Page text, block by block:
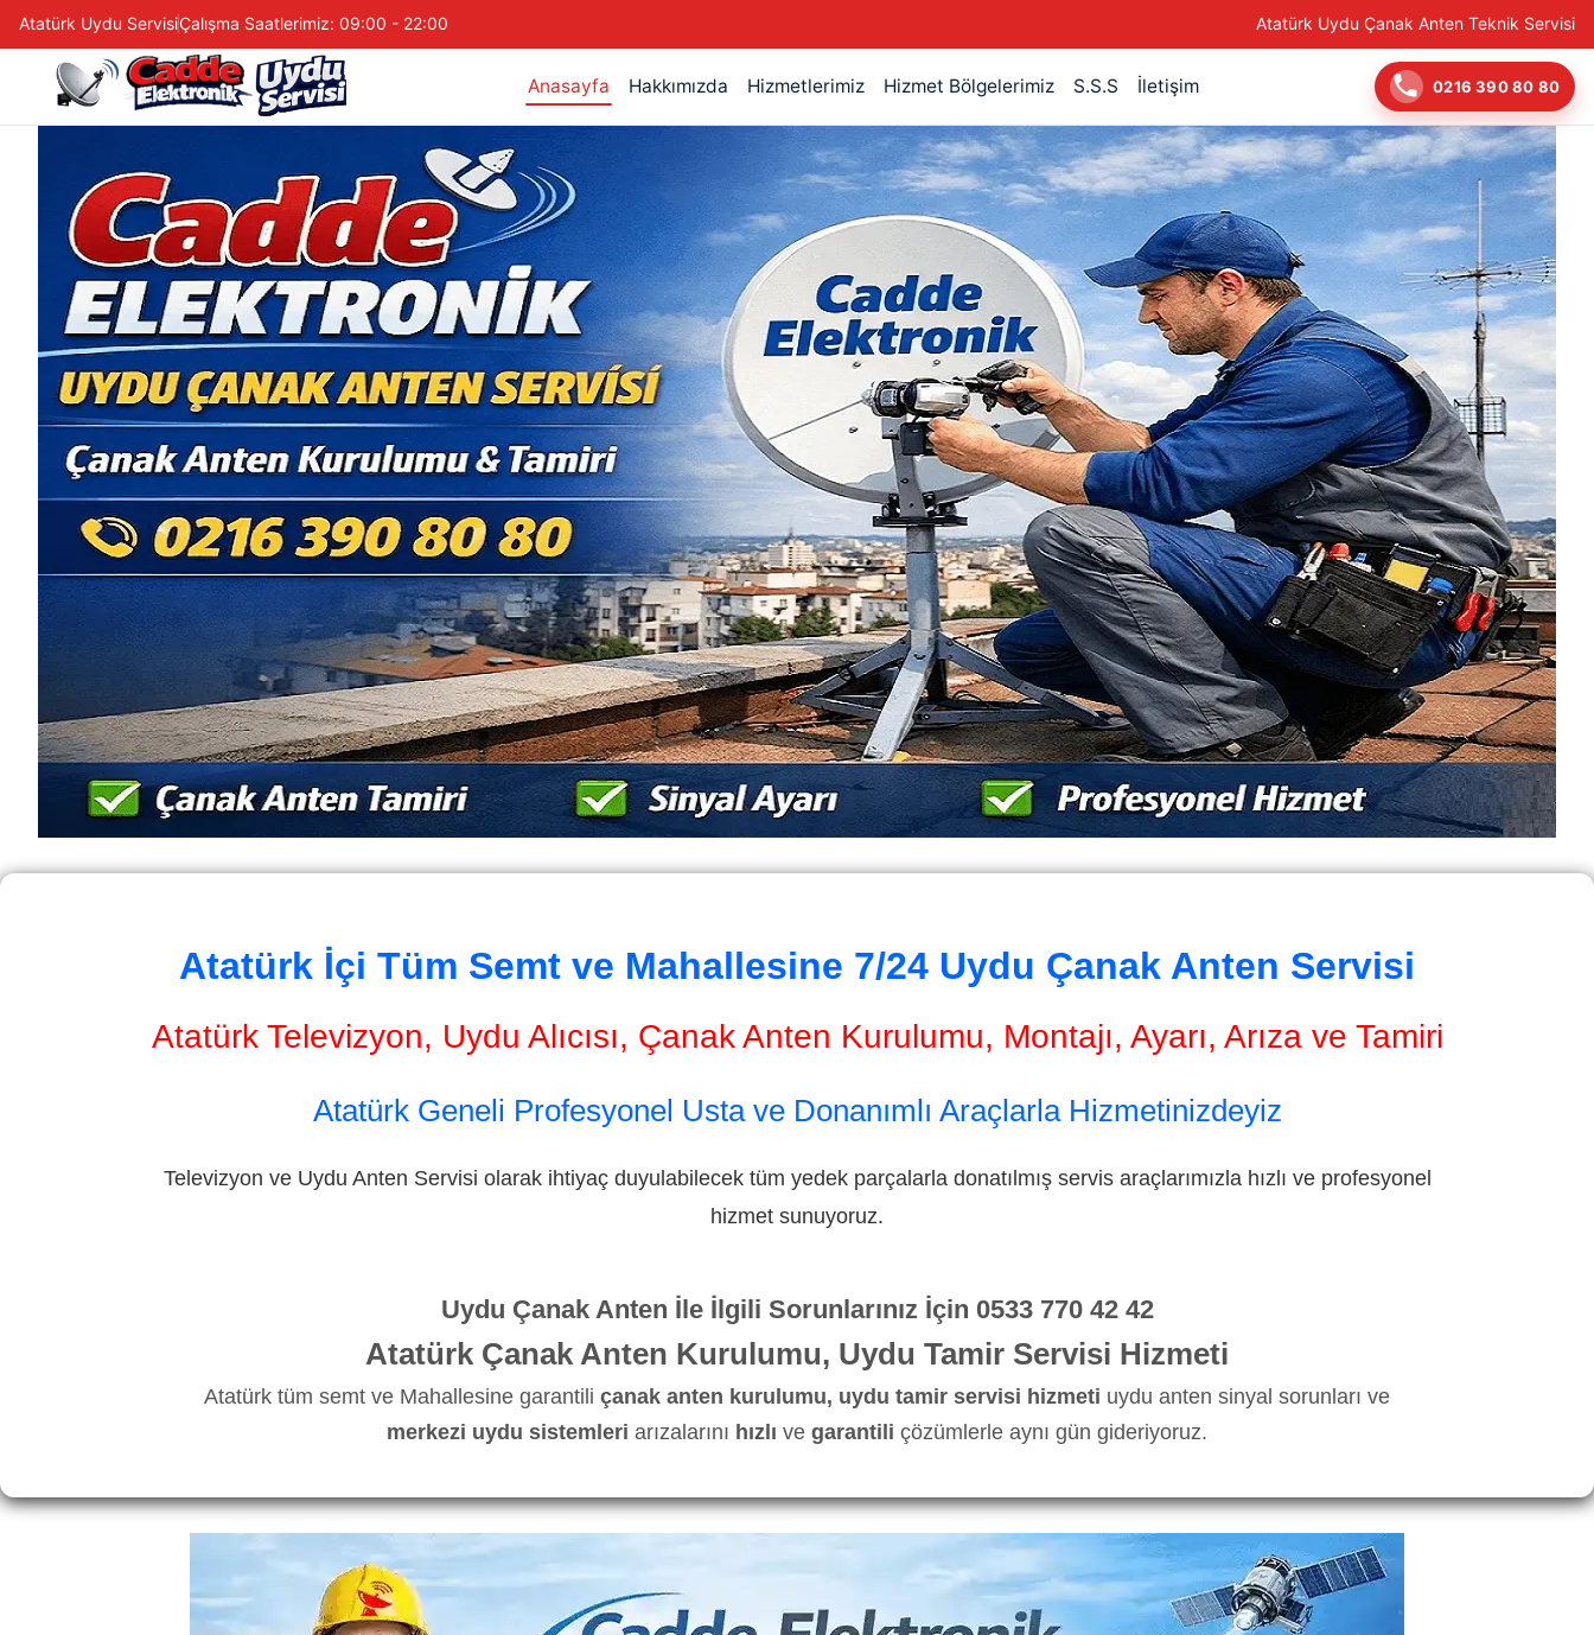
Atatürk Uydu ServisiÇalışma Saatlerimiz: 09:00 - 22:00 Atatürk Uydu Çanak Anten Teknik Servisi
Anasayfa Hakkımızda Hizmetlerimiz Hizmet Bölgelerimiz S.S.S İletişim 0216 390 80 80
Atatürk İçi Tüm Semt ve Mahallesine 7/24 Uydu Çanak Anten Servisi
Atatürk Televizyon, Uydu Alıcısı, Çanak Anten Kurulumu, Montajı, Ayarı, Arıza ve Tamiri
Atatürk Geneli Profesyonel Usta ve Donanımlı Araçlarla Hizmetinizdeyiz
Televizyon ve Uydu Anten Servisi olarak ihtiyaç duyulabilecek tüm yedek parçalarla donatılmış servis araçlarımızla hızlı ve profesyonel
hizmet sunuyoruz.
Uydu Çanak Anten İle İlgili Sorunlarınız İçin 0533 770 42 42
Atatürk Çanak Anten Kurulumu, Uydu Tamir Servisi Hizmeti
Atatürk tüm semt ve Mahallesine garantili çanak anten kurulumu, uydu tamir servisi hizmeti uydu anten sinyal sorunları ve
merkezi uydu sistemleri arızalarını hızlı ve garantili çözümlerle aynı gün gideriyoruz.